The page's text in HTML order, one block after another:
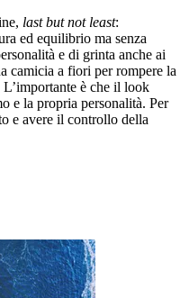
last but not least:
ed equilibrio ma senza
e di grinta anche ai
camicia a fiori per rompere la
è che il look
e la propria personalità. Per
e avere il controllo della